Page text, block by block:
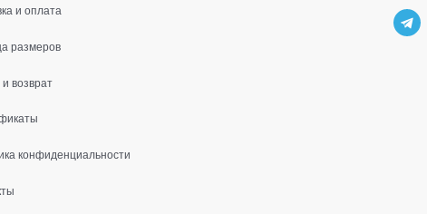
и оплата
размеров
возврат
конфиденциальности